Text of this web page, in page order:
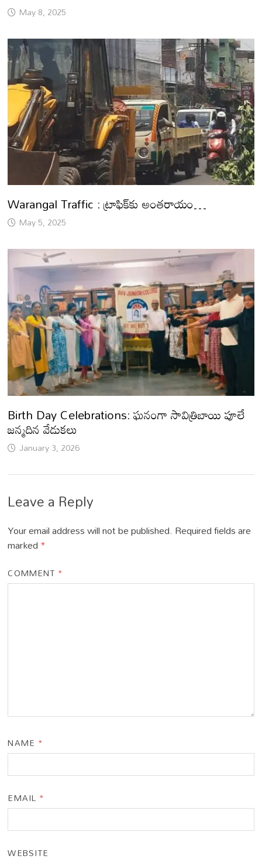
May 8, 2025
Warangal Traffic : ట్రాఫిక్‌కు అంతరాయం…
May 5, 2025
Birth Day Celebrations: ఘనంగా సావిత్రిబాయి పూలే
జన్మదిన వేడుకలు
January 3, 2026
Leave a Reply
Your email address will not be published. Required fields are
marked*
COMMENT *
NAME *
EMAIL *
WEBSITE